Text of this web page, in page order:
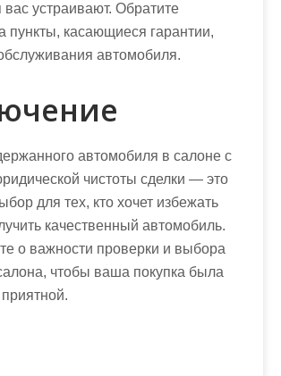
вас устраивают. Обратите
пункты, касающиеся гарантии,
автомобиля.
автомобиля в салоне с
чистоты сделки — это
для тех, кто хочет избежать
качественный автомобиль.
о важности проверки и выбора
чтобы ваша покупка была